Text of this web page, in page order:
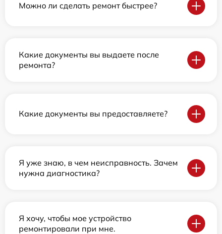
Можно ли сделать ремонт быстрее?
Какие документы вы выдаете после
ремонта?
Какие документы вы предоставляете?
Я уже знаю, в чем неисправность. Зачем
нужна диагностика?
Я хочу, чтобы мое устройство
ремонтировали при мне.